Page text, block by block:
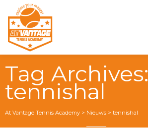
Tag Archives:
tennishal
At Vantage Tennis Academy > Nieuws > tennishal